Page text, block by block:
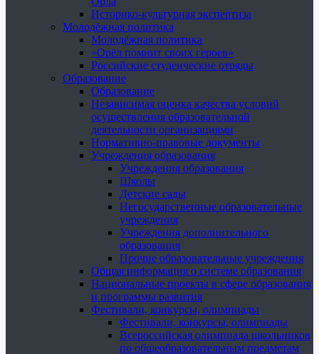
Историко-культурная экспертиза
Молодёжная политика
Молодёжная политика
«Орёл помнит своих героев»
Российские студенческие отряды
Образование
Образование
Независимая оценка качества условий
осуществления образовательной
деятельности организациями
Нормативно-правовые документы
Учреждения образования
Учреждения образования
Школы
Детские сады
Негосударственные образовательные
учреждения
Учреждения дополнительного
образования
Прочие образовательные учреждения
Общая информация о системе образования
Национальные проекты в сфере образования
и программы развития
Фестивали, конкурсы, олимпиады
Фестивали, конкурсы, олимпиады
Всероссийская олимпиада школьников
по общеобразовательным предметам